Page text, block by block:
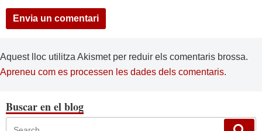
Aquest lloc utilitza Akismet per reduir els comentaris brossa.
Apreneu com es processen les dades dels comentaris.
Buscar en el blog